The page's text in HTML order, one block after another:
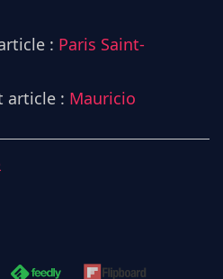
: Paris Saint-
article : Mauricio